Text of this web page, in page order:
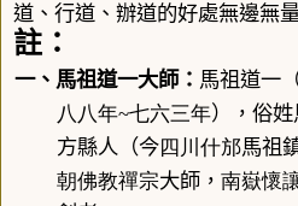
道、行道、辦道的好處無邊無量
註：
一、馬祖道一大師： 馬祖道一
八八年~七六三年），俗
方縣人（今四川什邡馬祖
朝佛教禪宗大師， 南嶽懷